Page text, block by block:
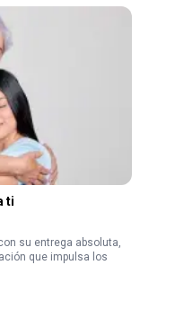
ti
su entrega absoluta,
que impulsa los